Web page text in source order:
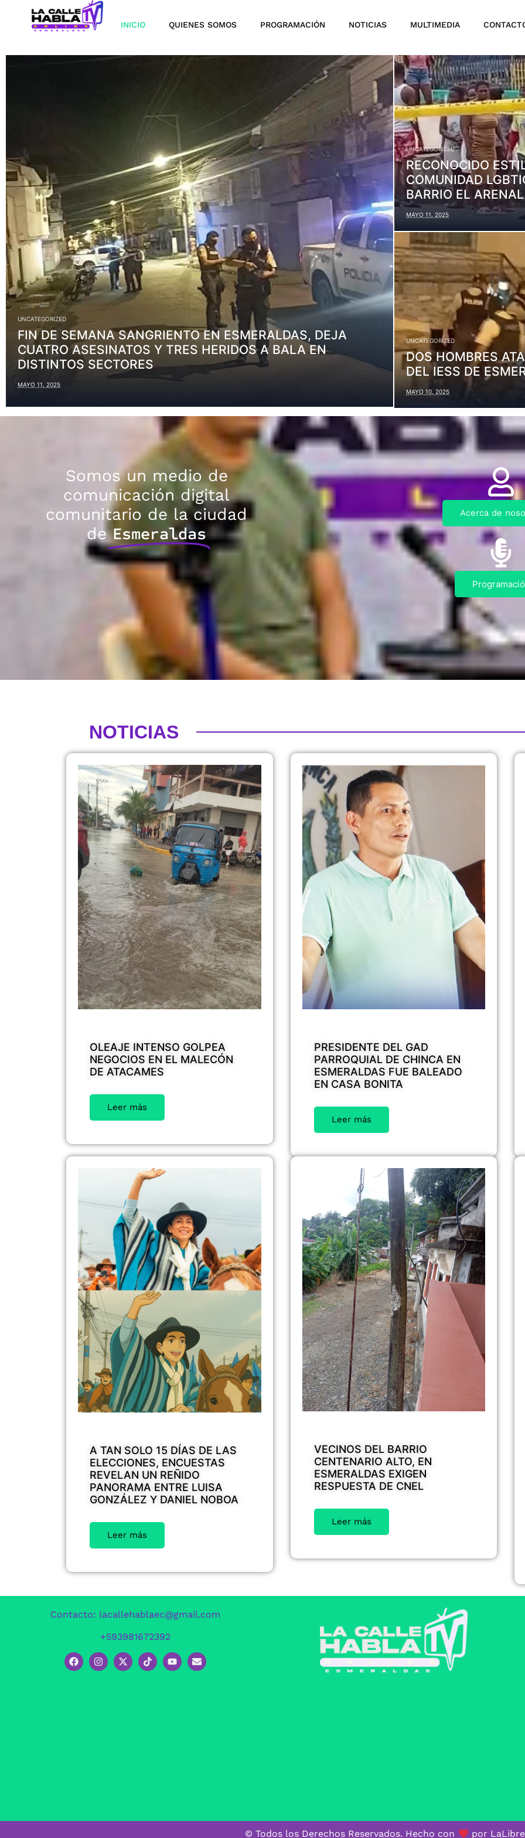
INICIO QUIENES SOMOS PROGRAMACIÓN NOTICIAS MULTIMEDIA
UNCATEGORIZED
FIN DE SEMANA SANGRIENTO EN ESMERALDAS, DEJA
CUATRO ASESINATOS Y TRES HERIDOS A BALA EN
DISTINTOS SECTORES
MAYO 11, 2025
UNCATEGORIZED
RECONOCIDO
COMUNIDAD
BARRIO EL ARENAL
MAYO 11, 2025
UNCATEGORIZED
DOS HOMBRES
DEL IESS DE
MAYO 10, 2025
Somos un medio de
comunicación digital
comunitario de la ciudad
de Esmeraldas
Acerca de
NOTICIAS
OLEAJE INTENSO GOLPEA
NEGOCIOS EN EL MALECÓN
DE ATACAMES
Leer más
PRESIDENTE DEL GAD
PARROQUIAL DE CHINCA EN
ESMERALDAS FUE BALEADO
EN CASA BONITA
Leer más
A TAN SOLO 15 DÍAS DE LAS
ELECCIONES, ENCUESTAS
REVELAN UN REÑIDO
PANORAMA ENTRE LUISA
GONZÁLEZ Y DANIEL NOBOA
Leer más
VECINOS DEL BARRIO
CENTENARIO ALTO, EN
ESMERALDAS EXIGEN
RESPUESTA DE CNEL
Leer más
Contacto: lacallehablaec@gmail.com
+593981672392
© Todos los Derechos Reservados. Hecho con por